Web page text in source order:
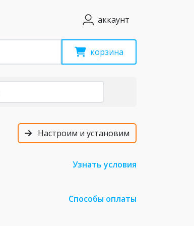
аккаунт
корзина
Настроим и установим
Узнать условия
Способы оплаты